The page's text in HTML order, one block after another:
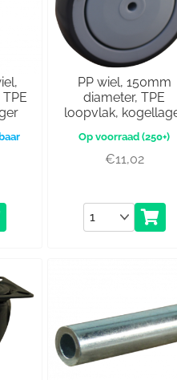
PP wiel, 150mm
diameter, TPE
loopvlak,
(250+)
€11,02
Aantal